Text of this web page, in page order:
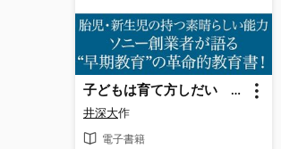
子どもは育て方しだい ０歳だからこそできる教育法
井深大作
電子書籍